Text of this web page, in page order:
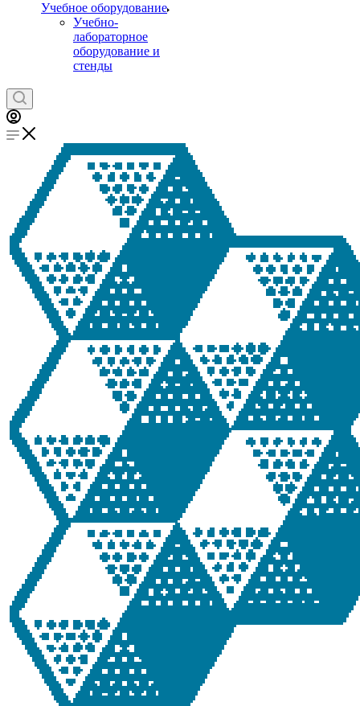
Учебное оборудование
Учебно-
лабораторное
оборудование и
стенды